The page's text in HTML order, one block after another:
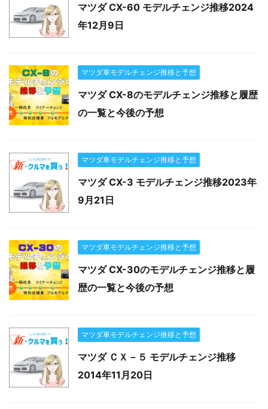
マツダ CX-60 モデルチェンジ推移2024
年12月9日
マツダ車モデルチェンジ推移と予想
マツダ CX-8のモデルチェンジ推移と履歴
の一覧と今後の予想
マツダ車モデルチェンジ推移と予想
マツダ CX-3 モデルチェンジ推移2023年
9月21日
マツダ車モデルチェンジ推移と予想
マツダ CX-30のモデルチェンジ推移と履
歴の一覧と今後の予想
マツダ車モデルチェンジ推移と予想
マツダ ＣＸ－５ モデルチェンジ推移
2014年11月20日